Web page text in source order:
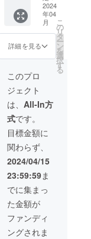
なりま
す。 - - -
- - - - - -
- - - - - -
合
https://
ssho-
onsen.c
om/ 観
光組合
https://
www.be
ssho-
spa.jp/
す。
有効期
限 : 令
和9年10
月31日
までご
でご利
用の場
合は男
女混合
ご利用
可能と
なりま
す。 ・
4と8の
つく日
はメン
ズ
デー・
男性専
用とな
りま
す！
（4.8.1
4.18.24.
28） ・
有効期
限 : 令
和9年10
月31日
までご
2024
年04
月
詳細を見る
こ
の
リ
タ
ー
ン
を
選
択
す
る
このプロ
ジェクト
は、 All-In方
式です。
目標金額に
関わらず、
2024/04/15
23:59:59ま
でに集まっ
た金額が
ファンディ
ングされま